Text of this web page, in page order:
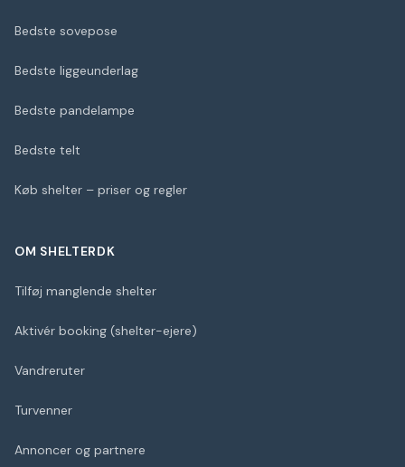
Bedste sovepose
Bedste liggeunderlag
Bedste pandelampe
Bedste telt
Køb shelter – priser og regler
OM SHELTERDK
Tilføj manglende shelter
Aktivér booking (shelter-ejere)
Vandreruter
Turvenner
Annoncer og partnere